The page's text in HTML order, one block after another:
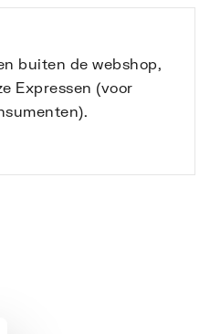
buiten de webshop,
Expressen (voor